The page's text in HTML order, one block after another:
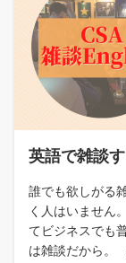
英語で雑談
誰でも欲しがる
く人はいません
てビジネスでも
は雑談だから。